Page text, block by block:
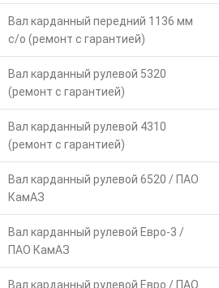
Вал карданный передний 1136 мм
с/о (ремонт с гарантией)
Вал карданный рулевой 5320
(ремонт с гарантией)
Вал карданный рулевой 4310
(ремонт с гарантией)
Вал карданный рулевой 6520 / ПАО
КамАЗ
Вал карданный рулевой Евро-3 /
ПАО КамАЗ
Вал карданный рулевой Евро / ПАО